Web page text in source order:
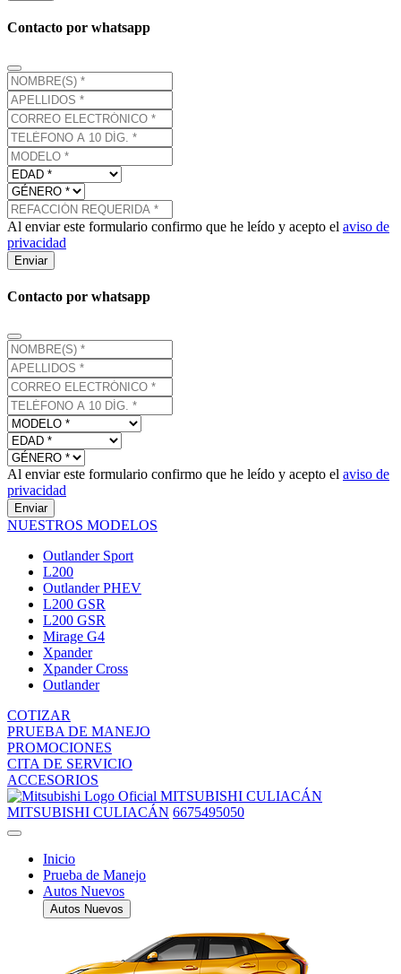
Contacto por whatsapp
Al enviar este formulario confirmo que he leído y acepto el aviso de
privacidad
Enviar
Contacto por whatsapp
Al enviar este formulario confirmo que he leído y acepto el aviso de
privacidad
Enviar
NUESTROS MODELOS
Outlander Sport
L200
Outlander PHEV
L200 GSR
L200 GSR
Mirage G4
Xpander
Xpander Cross
Outlander
COTIZAR
PRUEBA DE MANEJO
PROMOCIONES
CITA DE SERVICIO
ACCESORIOS
MITSUBISHI CULIACÁN
MITSUBISHI CULIACÁN 6675495050
Inicio
Prueba de Manejo
Autos Nuevos
Autos Nuevos